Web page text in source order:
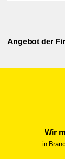
Angebot der
Wir
in